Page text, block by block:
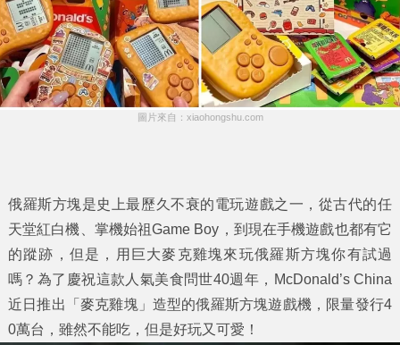
圖片來自：xiaohongshu.com
俄羅斯方塊是史上最歷久不衰的電玩遊戲之一，從古代的任
天堂紅白機、掌機始祖Game Boy，到現在手機遊戲也都有它
的蹤跡，但是，用巨大麥克雞塊來玩俄羅斯方塊你有試過
嗎？為了慶祝這款人氣美食問世40週年，McDonald’s China
近日推出「麥克雞塊」造型的俄羅斯方塊遊戲機，限量發行4
0萬台，雖然不能吃，但是好玩又可愛！